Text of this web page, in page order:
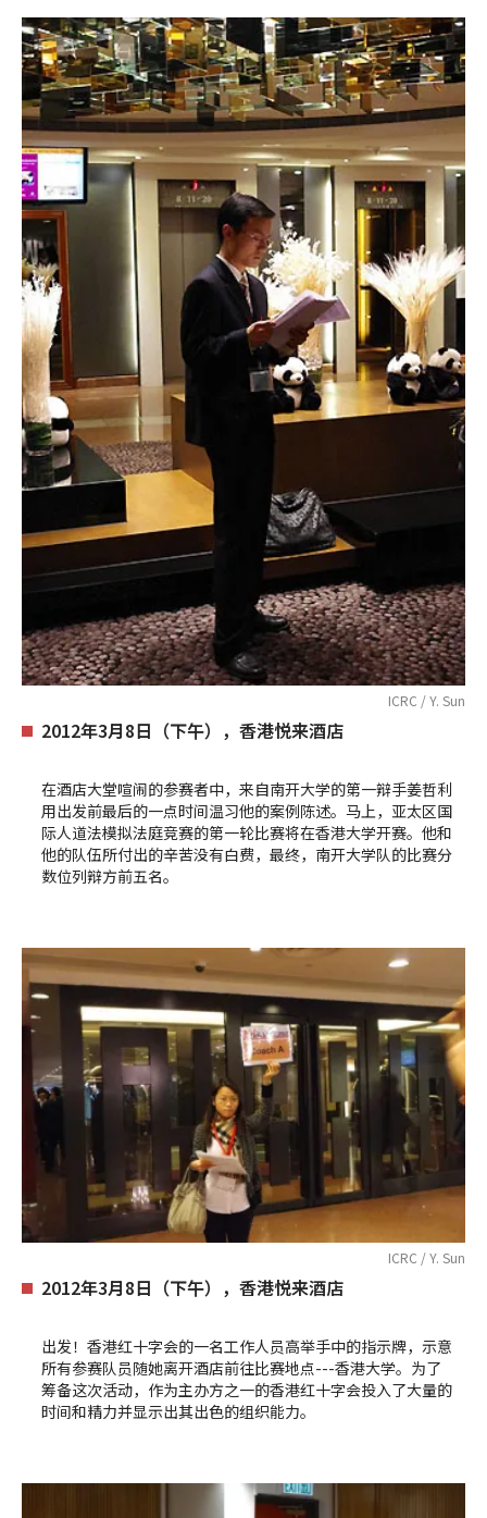
ICRC / Y. Sun
2012年3月8日（下午），香港悦来酒店
在酒店大堂喧闹的参赛者中，来自南开大学的第一辩手姜哲利
用出发前最后的一点时间温习他的案例陈述。马上，亚太区国
际人道法模拟法庭竞赛的第一轮比赛将在香港大学开赛。他和
他的队伍所付出的辛苦没有白费，最终，南开大学队的比赛分
数位列辩方前五名。
ICRC / Y. Sun
2012年3月8日（下午），香港悦来酒店
出发！香港红十字会的一名工作人员高举手中的指示牌，示意
所有参赛队员随她离开酒店前往比赛地点---香港大学。为了
筹备这次活动，作为主办方之一的香港红十字会投入了大量的
时间和精力并显示出其出色的组织能力。